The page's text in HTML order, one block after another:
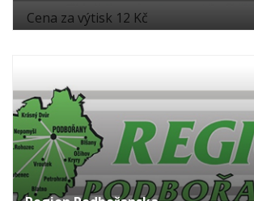
Cena za výtisk 12 Kč